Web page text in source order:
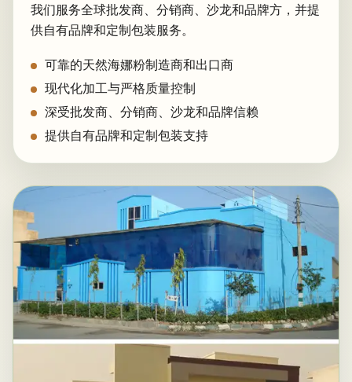
我们服务全球批发商、分销商、沙龙和品牌方，并提
供自有品牌和定制包装服务。
可靠的天然海娜粉制造商和出口商
现代化加工与严格质量控制
深受批发商、分销商、沙龙和品牌信赖
提供自有品牌和定制包装支持